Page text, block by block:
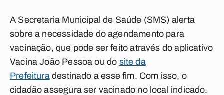
A Secretaria Municipal de Saúde (SMS) alerta
sobre a necessidade do agendamento para
vacinação, que pode ser feito através do aplicativo
Vacina João Pessoa ou do site da
Prefeituradestinado a esse fim. Com isso, o
cidadão assegura ser vacinado no local indicado.